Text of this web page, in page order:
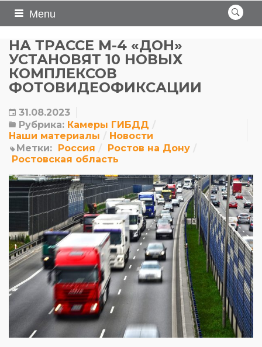
Menu
НА ТРАССЕ М-4 «ДОН»
УСТАНОВЯТ 10 НОВЫХ
КОМПЛЕКСОВ
ФОТОВИДЕОФИКСАЦИИ
31.08.2023
Рубрика: Камеры ГИБДД
Наши материалы
Новости
Метки: Россия
Ростов на Дону
Ростовская область